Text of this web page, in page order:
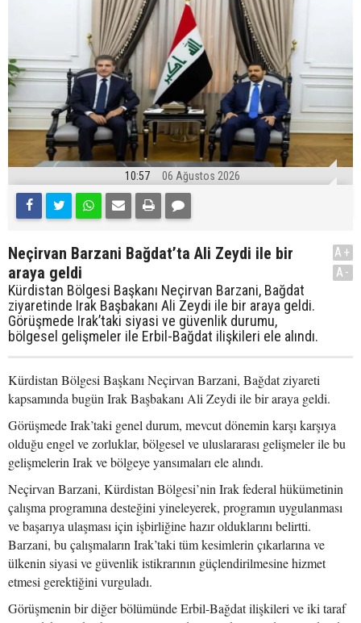
10:57 06 Ağustos 2026
Neçirvan Barzani Bağdat’ta Ali Zeydi ile bir
araya geldi
Kürdistan Bölgesi Başkanı Neçirvan Barzani, Bağdat
ziyaretinde Irak Başbakanı Ali Zeydi ile bir araya geldi.
Görüşmede Irak’taki siyasi ve güvenlik durumu,
bölgesel gelişmeler ile Erbil-Bağdat ilişkileri ele alındı.
A+
A-
Kürdistan Bölgesi Başkanı Neçirvan Barzani, Bağdat ziyareti
kapsamında bugün Irak Başbakanı Ali Zeydi ile bir araya geldi.
Görüşmede Irak’taki genel durum, mevcut dönemin karşı karşıya
olduğu engel ve zorluklar, bölgesel ve uluslararası gelişmeler ile bu
gelişmelerin Irak ve bölgeye yansımaları ele alındı.
Neçirvan Barzani, Kürdistan Bölgesi’nin Irak federal hükümetinin
çalışma programına desteğini yineleyerek, programın uygulanması
ve başarıya ulaşması için işbirliğine hazır olduklarını belirtti.
Barzani, bu çalışmaların Irak’taki tüm kesimlerin çıkarlarına ve
ülkenin siyasi ve güvenlik istikrarının güçlendirilmesine hizmet
etmesi gerektiğini vurguladı.
Görüşmenin bir diğer bölümünde Erbil-Bağdat ilişkileri ve iki taraf